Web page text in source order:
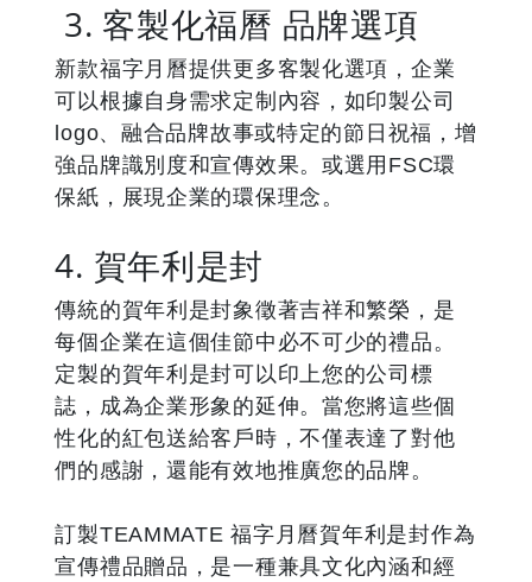
3. 客製化福曆 品牌選項
新款福字月曆提供更多客製化選項，企業
可以根據自身需求定制內容，如印製公司
logo、融合品牌故事或特定的節日祝福，增
強品牌識別度和宣傳效果。或選用FSC環
保紙，展現企業的環保理念。
4. 賀年利是封
傳統的賀年利是封象徵著吉祥和繁榮，是
每個企業在這個佳節中必不可少的禮品。
定製的賀年利是封可以印上您的公司標
誌，成為企業形象的延伸。當您將這些個
性化的紅包送給客戶時，不僅表達了對他
們的感謝，還能有效地推廣您的品牌。
訂製TEAMMATE 福字月曆賀年利是封作為
宣傳禮品贈品，是一種兼具文化內涵和經